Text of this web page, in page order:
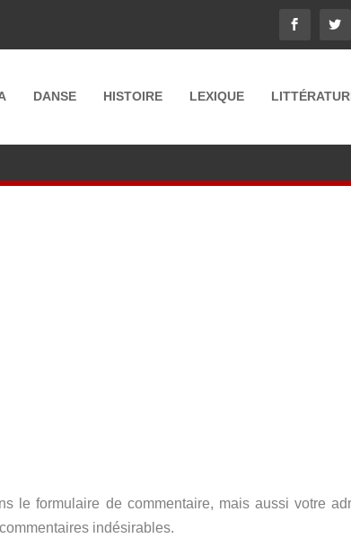
DANSE HISTOIRE LEXIQUE
le formulaire de commentaire, mais aussi votre
indésirables.